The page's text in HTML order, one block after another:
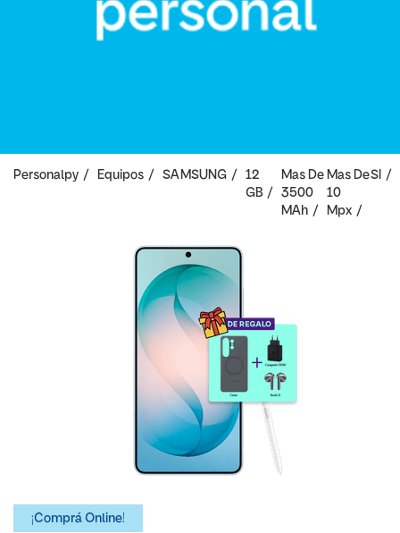
Personalpy Equipos SAMSUNG
12
GB
Mas De
3500
MAh
Mas De
10
Mpx
SI
¡Comprá Online!